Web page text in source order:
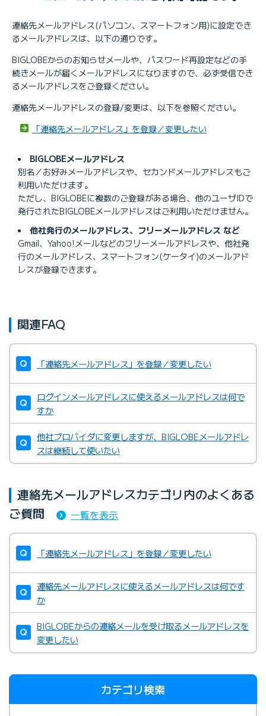
連絡先メールアドレス(パソコン、スマートフォン用)に設定でき
るメールアドレスは、以下の通りです。
BIGLOBEからのお知らせメールや、パスワード再設定などの手
続きメールが届くメールアドレスになりますので、必ず受信でき
るメールアドレスをご登録ください。
連絡先メールアドレスの登録/変更は、以下を参照ください。
「連絡先メールアドレス」を登録／変更したい
BIGLOBEメールアドレス
別名／お好みメールアドレスや、セカンドメールアドレスもご
利用いただけます。
ただし、BIGLOBEに複数のご登録がある場合、他のユーザIDで
発行されたBIGLOBEメールアドレスはご利用いただけません。
他社発行のメールアドレス、フリーメールアドレス など
Gmail、Yahoo!メールなどのフリーメールアドレスや、他社発
行のメールアドレス、スマートフォン(ケータイ)のメールアド
レスが登録できます。
関連FAQ
「連絡先メールアドレス」を登録／変更したい
ログインメールアドレスに使えるメールアドレスは何で
すか
他社プロバイダに変更しますが、BIGLOBEメールアドレ
スは継続して使いたい
連絡先メールアドレスカテゴリ内のよくある
ご質問
一覧を表示
「連絡先メールアドレス」を登録／変更したい
連絡先メールアドレスに使えるメールアドレスは何です
か
BIGLOBEからの連絡メールを受け取るメールアドレスを
変更したい
カテゴリ検索